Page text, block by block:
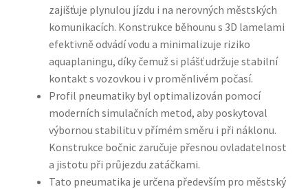
zajišťuje plynulou jízdu i na nerovných městských
komunikacích. Konstrukce běhounu s 3D lamelami
efektivně odvádí vodu a minimalizuje riziko
aquaplaningu, díky čemuž si plášť udržuje stabilní
kontakt s vozovkou i v proměnlivém počasí.
Profil pneumatiky byl optimalizován pomocí
moderních simulačních metod, aby poskytoval
výbornou stabilitu v přímém směru i při náklonu.
Konstrukce bočnic zaručuje přesnou ovladatelnost
a jistotu při průjezdu zatáčkami.
Tato pneumatika je určena především pro městský